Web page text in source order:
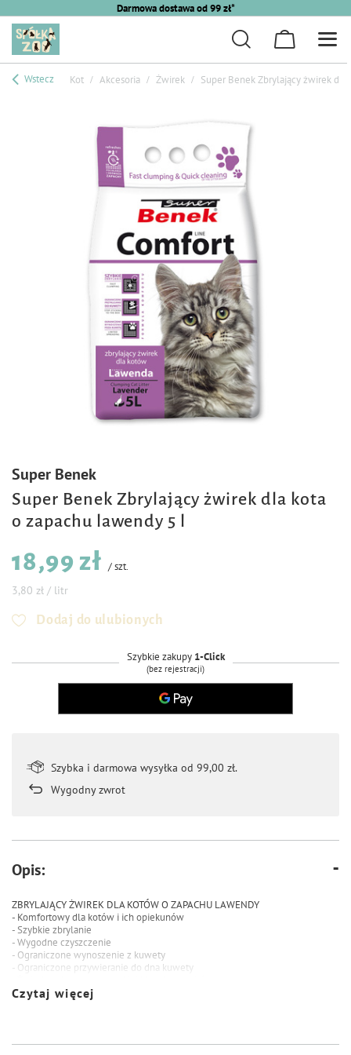
Darmowa dostawa od 99 zł*
Wstecz Kot Akcesoria Żwirek Super Benek Zbrylający żwirek
Super Benek
Super Benek Zbrylający żwirek dla kota
o zapachu lawendy 5 l
18,99 zł /szt.
3,80 zł / litr
Dodaj do ulubionych
Szybkie zakupy 1-Click
(bez rejestracji)
Szybka i darmowa wysyłka od 99,00 zł.
Wygodny zwrot
Opis:
ZBRYLAJĄCY ŻWIREK DLA KOTÓW O ZAPACHU LAWENDY
- Komfortowy dla kotów i ich opiekunów
- Szybkie zbrylanie
- Wygodne czyszczenie
- Ograniczone wynoszenie z kuwety
- Ograniczone przywieranie do dna kuwety
SPOSÓB UŻYCIA:
Czytaj więcej